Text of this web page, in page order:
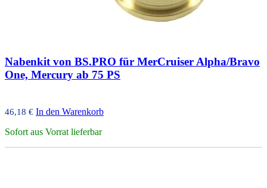
Nabenkit von BS.PRO für MerCruiser Alpha/Bravo
One, Mercury ab 75 PS
46,18 € In den Warenkorb
Sofort aus Vorrat lieferbar